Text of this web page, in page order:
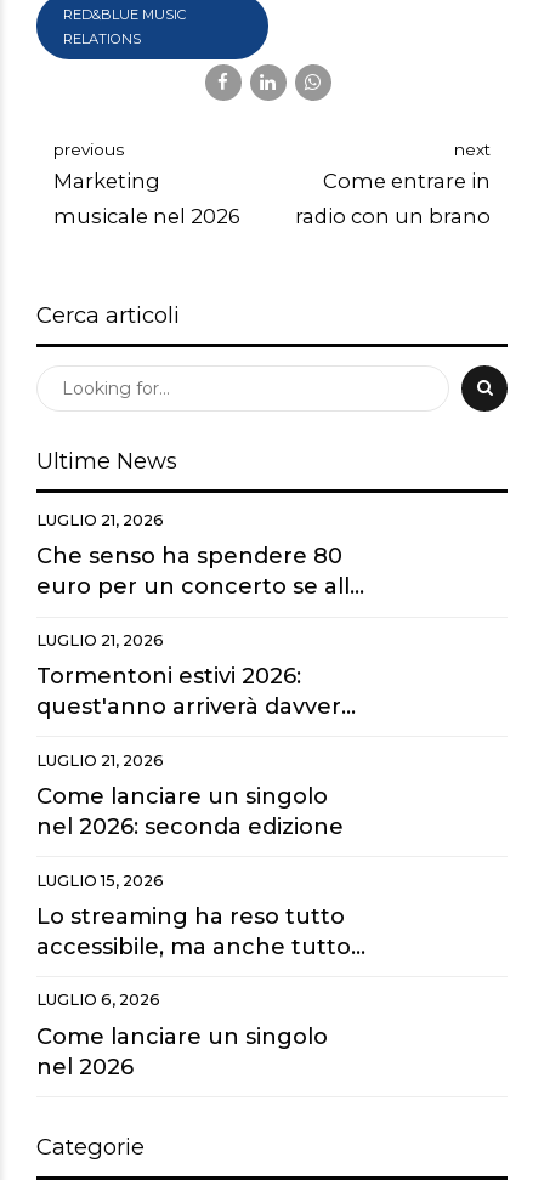
RED&BLUE MUSIC
RELATIONS
previous
Marketing
musicale nel 2026
next
Come entrare in
radio con un brano
Cerca articoli
Ultime News
LUGLIO 21, 2026
Che senso ha spendere 80
euro per un concerto se alla
maxischermi?
LUGLIO 21, 2026
Tormentoni estivi 2026:
quest'anno arriverà davvero
LUGLIO 21, 2026
Come lanciare un singolo
nel 2026: seconda edizione
LUGLIO 15, 2026
Lo streaming ha reso tutto
accessibile, ma anche tutto
LUGLIO 6, 2026
Come lanciare un singolo
nel 2026
Categorie